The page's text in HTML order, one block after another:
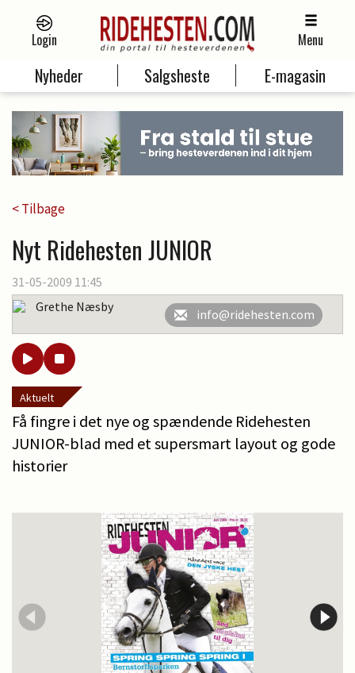
Login Menu
Nyheder Salgsheste E-magasin
< Tilbage
Nyt Ridehesten JUNIOR
31-05-2009 11:45
Grethe Næsby
info@ridehesten.com
Aktuelt
Få fingre i det nye og spændende Ridehesten
JUNIOR-blad med et supersmart layout og gode
historier